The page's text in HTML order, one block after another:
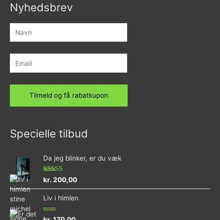
Nyhedsbrev
Specielle tilbud
Da jeg blinker, er du væk
Vurderet
ud af 5
kr. 200,00
Liv i himlen
Vurderet